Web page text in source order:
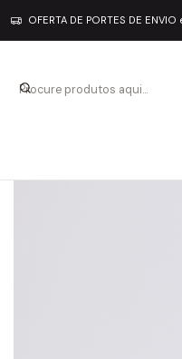
OFERTA DE PORTES DE